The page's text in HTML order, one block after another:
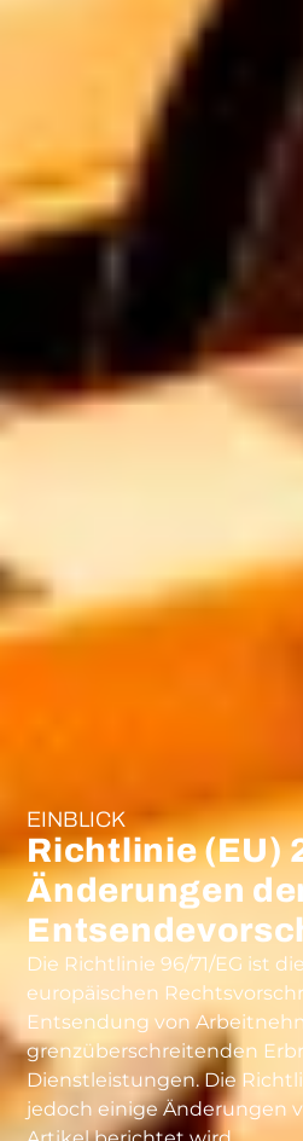
EINBLICK
Richtlinie (EU)
Änderungen
Die Richtlinie 96/71/EG ist
europäischen
Entsendung von
grenzüberschreitenden
Dienstleistungen. Die
jedoch einige Änderungen